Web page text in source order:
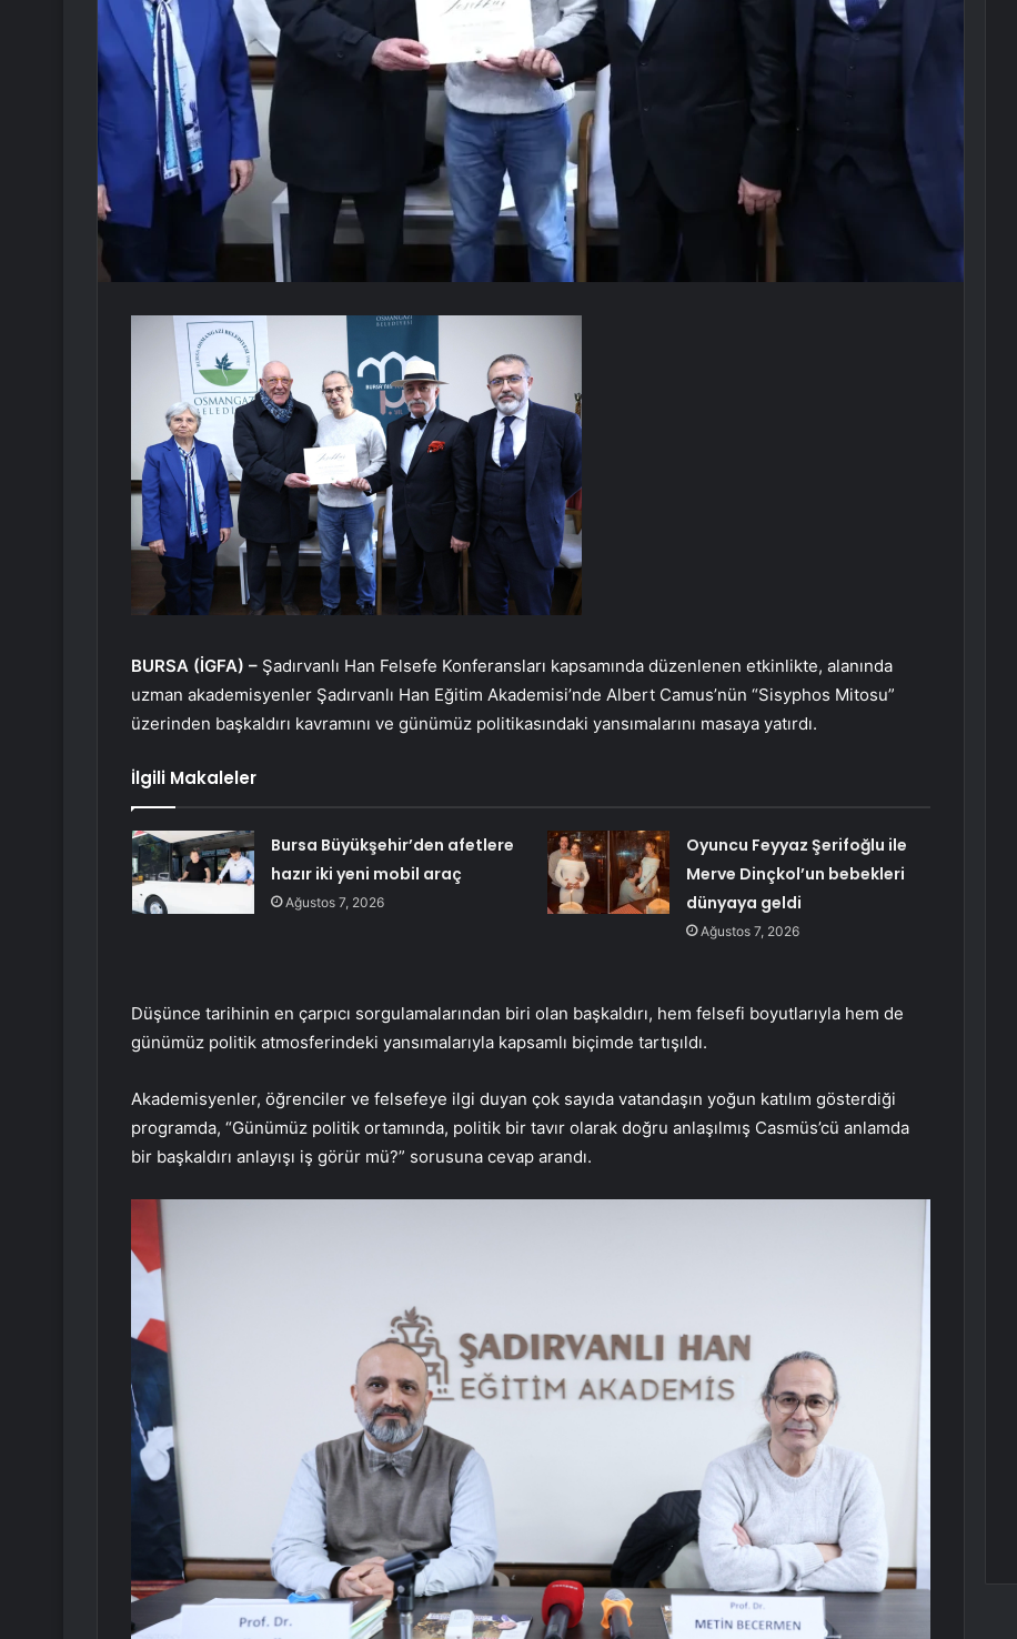
BURSA (İGFA) – Şadırvanlı Han Felsefe Konferansları kapsamında düzenlenen etkinlikte, alanında
uzman akademisyenler Şadırvanlı Han Eğitim Akademisi’nde Albert Camus’nün “Sisyphos Mitosu”
üzerinden başkaldırı kavramını ve günümüz politikasındaki yansımalarını masaya yatırdı.
İlgili Makaleler
Bursa Büyükşehir’den afetlere
hazır iki yeni mobil araç
Ağustos 7, 2026
Oyuncu Feyyaz Şerifoğlu ile
Merve Dinçkol’un bebekleri
dünyaya geldi
Ağustos 7, 2026
Düşünce tarihinin en çarpıcı sorgulamalarından biri olan başkaldırı, hem felsefi boyutlarıyla hem de
günümüz politik atmosferindeki yansımalarıyla kapsamlı biçimde tartışıldı.
Akademisyenler, öğrenciler ve felsefeye ilgi duyan çok sayıda vatandaşın yoğun katılım gösterdiği
programda, “Günümüz politik ortamında, politik bir tavır olarak doğru anlaşılmış Casmüs’cü anlamda
bir başkaldırı anlayışı iş görür mü?” sorusuna cevap arandı.